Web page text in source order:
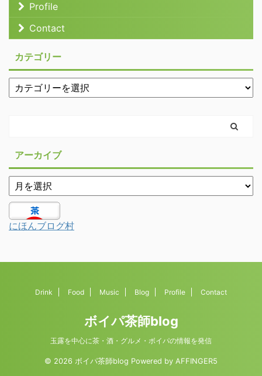
Profile
Contact
カテゴリー
アーカイブ
にほんブログ村
Drink Food Music Blog Profile Contact
ボイパ茶師blog
玉露を中心に茶・酒・グルメ・ボイパの情報を発信
© 2026 ボイパ茶師blog Powered by AFFINGER5